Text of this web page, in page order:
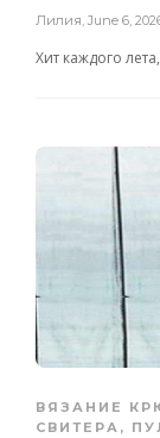
Лилия, June 6,
Хит каждого
ВЯЗАНИЕ
СВИТЕРА,